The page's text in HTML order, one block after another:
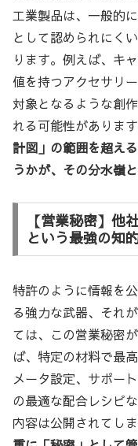
工業製品は、一般的
として認められにく
ります。例えば、キ
値を持つアクセサリ
対象となるような創
れる可能性があります
計図」の範囲を超え
うかが、その分水嶺
【営業秘密】他
という最強の知
特許のように情報を
る強力な武器、それ
ては、この営業秘密
ば、特定の材料で最
メータ設定、サポー
の最適な配合レシピ
内容は公開されてし